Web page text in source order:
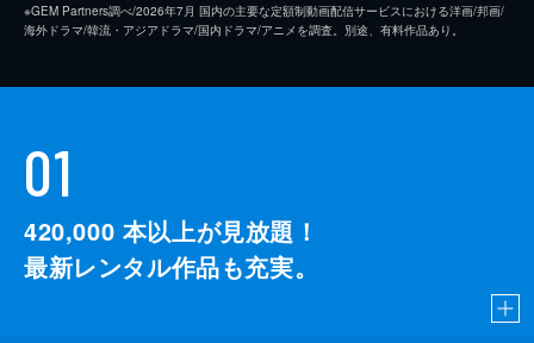
※GEM Partners調べ/2026年7⽉ 国内の主要な定額制動画配信サービスにおける洋画/邦画/
海外ドラマ/韓流・アジアドラマ/国内ドラマ/アニメを調査。別途、有料作品あり。
01
420,000 本以上が見放題！
最新レンタル作品も充実。